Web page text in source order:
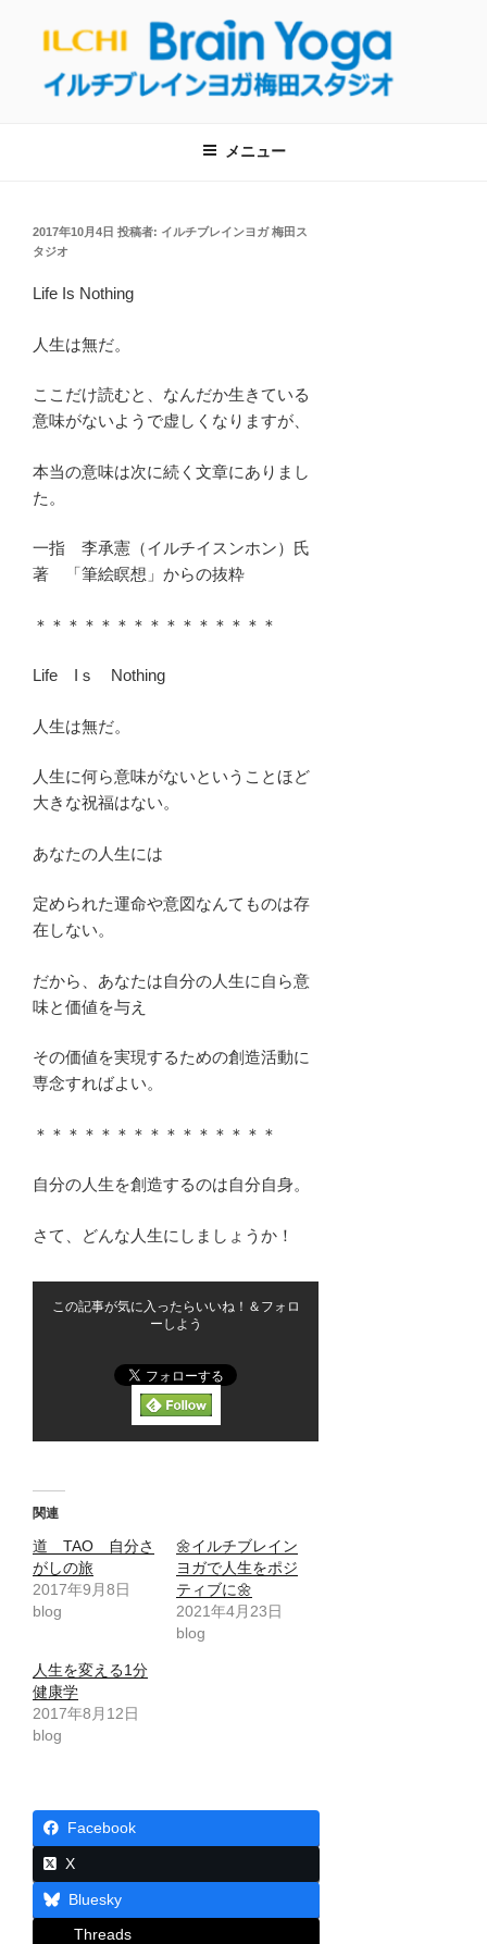
田スタジオは東梅田駅から徒歩５分！
メニュー
投
稿
2017年10月4日 投稿者: イルチブレインヨガ 梅田ス
タジオ
Life Is Nothing
人生は無だ。
ここだけ読むと、なんだか生きている
意味がないようで虚しくなりますが、
本当の意味は次に続く文章にありまし
た。
一指 李承憲（イルチイスンホン）氏
著 「筆絵瞑想」からの抜粋
＊＊＊＊＊＊＊＊＊＊＊＊＊＊＊
Life Iｓ Nothing
人生は無だ。
人生に何ら意味がないということほど
大きな祝福はない。
あなたの人生には
定められた運命や意図なんてものは存
在しない。
だから、あなたは自分の人生に自ら意
味と価値を与え
その価値を実現するための創造活動に
専念すればよい。
＊＊＊＊＊＊＊＊＊＊＊＊＊＊＊
自分の人生を創造するのは自分自身。
さて、どんな人生にしましょうか！
この記事が気に入ったらいいね！＆フォロ
ーしよう
関連
道 TAO 自分さ
がしの旅
2017年9月8日
blog
🌼イルチブレイン
ヨガで人生をポジ
ティブに🌼
2021年4月23日
blog
人生を変える1分
健康学
2017年8月12日
blog
Facebook
X
Bluesky
Threads